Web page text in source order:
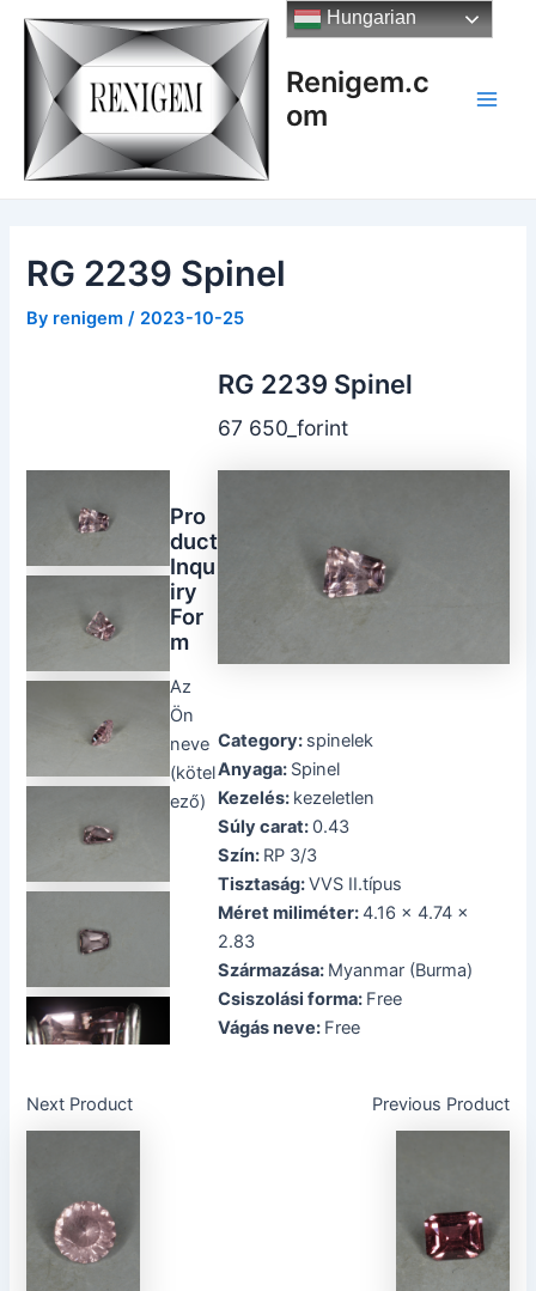
Skip
content
Renigem.c
om
RG 2239 Spinel
By renigem/ 2023-10-25
RG 2239 Spinel
67 650_forint
Category: spinelek
Anyaga: Spinel
Kezelés: kezeletlen
Súly carat: 0.43
Szín: RP 3/3
Tisztaság:VVS II.típus
Méret miliméter:4.16 x 4.74 x
2.83
Származása: Myanmar (Burma)
Csiszolási forma: Free
Vágás neve: Free
Next Product Previous Product
Pro
duct
Inqu
iry
For
m
Az
Ön
neve
(kötel
ező)
Hungarian